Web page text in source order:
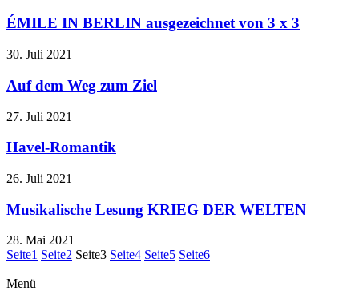
ÉMILE IN BERLIN ausgezeichnet von 3 x 3
30. Juli 2021
Auf dem Weg zum Ziel
27. Juli 2021
Havel-Romantik
26. Juli 2021
Musikalische Lesung KRIEG DER WELTEN
28. Mai 2021
Seite1 Seite2 Seite3 Seite4 Seite5 Seite6
Menü